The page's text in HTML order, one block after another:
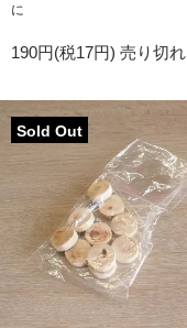
に
190円(税17円) 売り切れ
Sold Out